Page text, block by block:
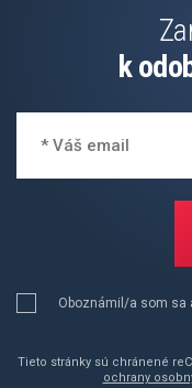
k
Oboznámil/a som sa
Tieto stránky sú chránené
ochrany